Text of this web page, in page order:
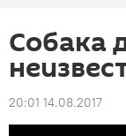
Собака
20:01 14.08.2017